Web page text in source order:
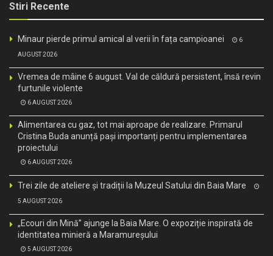
Stiri Recente
Minaur pierde primul amical al verii în fața campioanei 6
AUGUST 2026
Vremea de mâine 6 august. Val de căldură persistent, însă revin
furtunile violente
6 AUGUST 2026
Alimentarea cu gaz, tot mai aproape de realizare. Primarul
Cristina Buda anunță pași importanți pentru implementarea
proiectului
6 AUGUST 2026
Trei zile de ateliere și tradiții la Muzeul Satului din Baia Mare
5 AUGUST 2026
„Ecouri din Mină” ajunge la Baia Mare. O expoziție inspirată de
identitatea minieră a Maramureșului
5 AUGUST 2026